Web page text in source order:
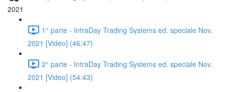
2021
1° parte - IntraDay Trading Systems ed. speciale Nov.
2021 [Video] (46:47)
2° parte - IntraDay Trading Systems ed. speciale Nov.
2021 [Video] (54:43)